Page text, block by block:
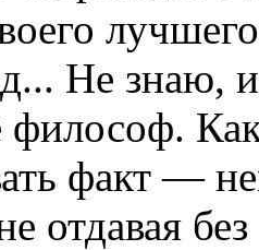
Не знаю,
философ.
факт —
отдавая